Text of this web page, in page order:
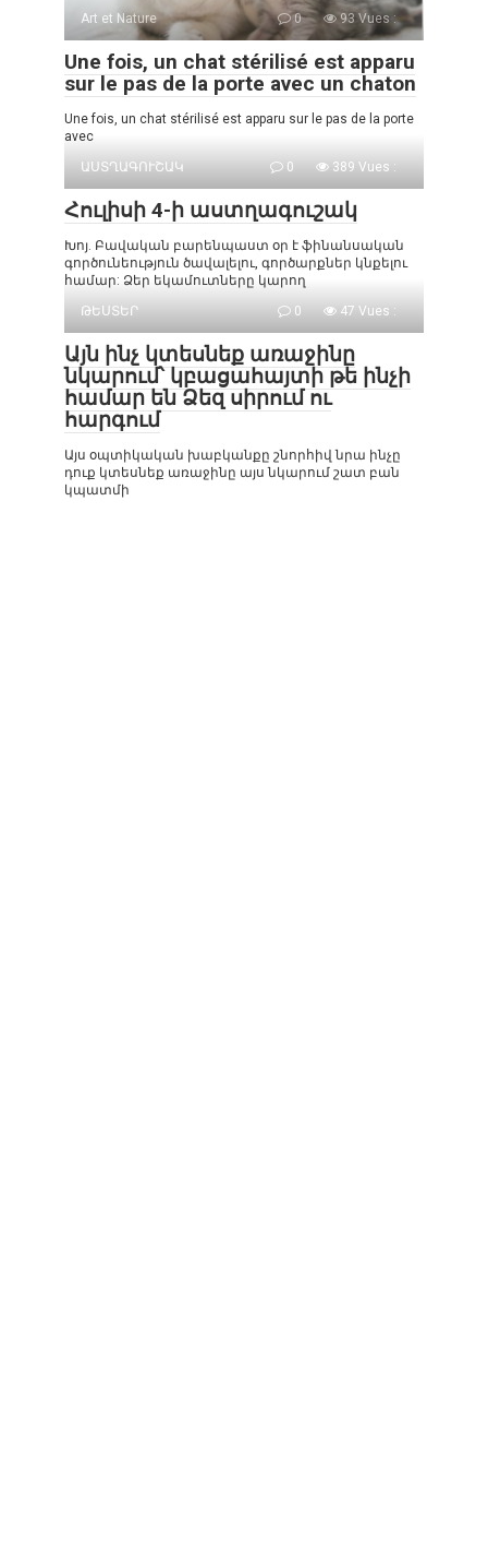
Art et Nature 0 93 Vues :
Une fois, un chat stérilisé est apparu
sur le pas de la porte avec un chaton
Une fois, un chat stérilisé est apparu sur le pas de la porte
avec
ԱՍՏՂԱԳՈՒՇԱԿ
0 389 Vues :
Հուլիսի 4-ի աստղագուշակ
Խոյ. Բավական բարենպաստ օր է ֆինանսական
գործունեություն ծավալելու, գործարքներ կնքելու
համար: Ձեր եկամուտները կարող
ԹԵՍՏԵՐ
0 47 Vues :
Այն ինչ կտեսնեք առաջինը
նկարում՝ կբացահայտի թե ինչի
համար են Ձեզ սիրում ու
հարգում
Այս օպտիկական խաբկանքը շնորհիվ նրա ինչը
դուք կտեսնեք առաջինը այս նկարում շատ բան
կպատմի